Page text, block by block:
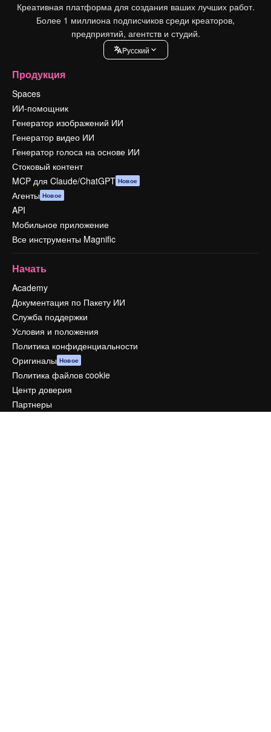
Креативная платформа для создания ваших лучших работ.
Более 1 миллиона подписчиков среди креаторов,
предприятий, агентств и студий.
Pусский
Продукция
Spaces
ИИ-помощник
Генератор изображений ИИ
Генератор видео ИИ
Генератор голоса на основе ИИ
Стоковый контент
MCP для Claude/ChatGPT Новое
Агенты Новое
API
Мобильное приложение
Все инструменты Magnific
Начать
Academy
Документация по Пакету ИИ
Служба поддержки
Условия и положения
Политика конфиденциальности
Оригиналы Новое
Политика файлов cookie
Центр доверия
Партнеры